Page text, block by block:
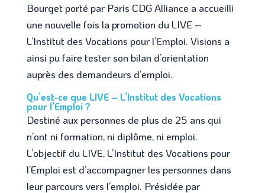
Bourget porté par Paris CDG Alliance a accueilli
une nouvelle fois la promotion du LIVE –
L’Institut des Vocations pour l’Emploi. Visions a
ainsi pu faire tester son bilan d’orientation
auprès des demandeurs d’emploi.
Qu’est-ce que LIVE – L’Institut des Vocations
pour l’Emploi ?
Destiné aux personnes de plus de 25 ans qui
n’ont ni formation, ni diplôme, ni emploi.
L’objectif du LIVE, L’Institut des Vocations pour
l’Emploi est d’accompagner les personnes dans
leur parcours vers l’emploi. Présidée par